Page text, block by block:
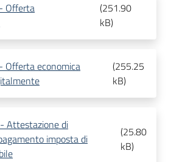
Offerta
(251.90
kB)
Offerta economica
(255.25
kB)
Attestazione di
imposta di
(25.80
kB)